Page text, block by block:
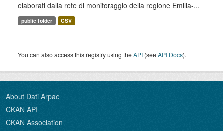
elaborati dalla rete di monitoraggio della regione Emilia-...
public folder CSV
You can also access this registry using theAPI (seeAPI Docs).
About Dati Arpae
CKAN API
CKAN Association